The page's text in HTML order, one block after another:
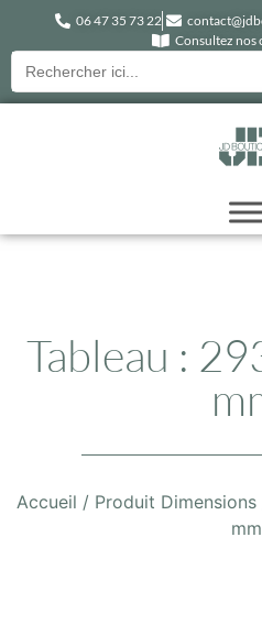
06 47 35 73 22
Consultez nos
Recherche
pour :
Tableau :
Accueil / Produit
mm